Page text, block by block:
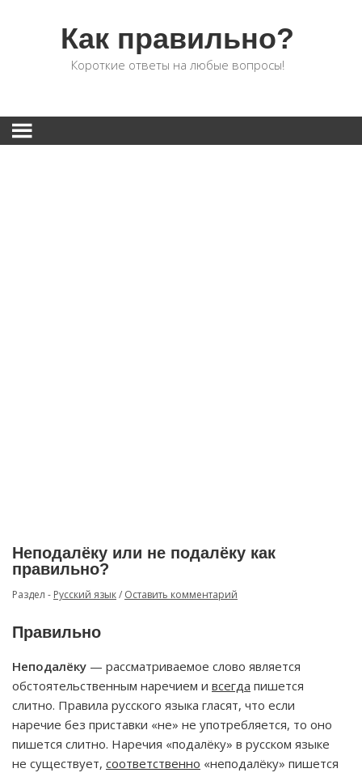
Как правильно?
Короткие ответы на любые вопросы!
Неподалёку или не подалёку как
правильно?
Раздел - Русский язык/ Оставить комментарий
Правильно
Неподалёку — рассматриваемое слово является
обстоятельственным наречием и всегда пишется
слитно. Правила русского языка гласят, что если
наречие без приставки «не» не употребляется, то оно
пишется слитно. Наречия «подалёку» в русском языке
не существует, соответственно «неподалёку» пишется